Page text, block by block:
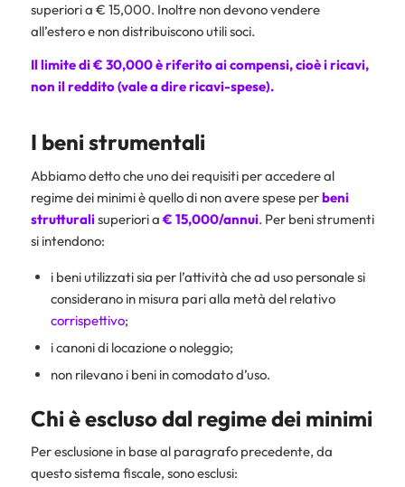
superiori a € 15,000. Inoltre non devono vendere
all’estero e non distribuiscono utili soci.
Il limite di € 30,000 è riferito ai compensi, cioè i ricavi,
non il reddito (vale a dire ricavi-spese).
I beni strumentali
Abbiamo detto che uno dei requisiti per accedere al
regime dei minimi è quello di non avere spese perbeni
strutturalisuperiori a € 15,000/annui. Per beni strumenti
si intendono:
i beni utilizzati sia per l’attività che ad uso personale si
considerano in misura pari alla metà del relativo
corrispettivo;
i canoni di locazione o noleggio;
non rilevano i beni in comodato d’uso.
Chi è escluso dal regime dei minimi
Per esclusione in base al paragrafo precedente, da
questo sistema fiscale, sono esclusi: